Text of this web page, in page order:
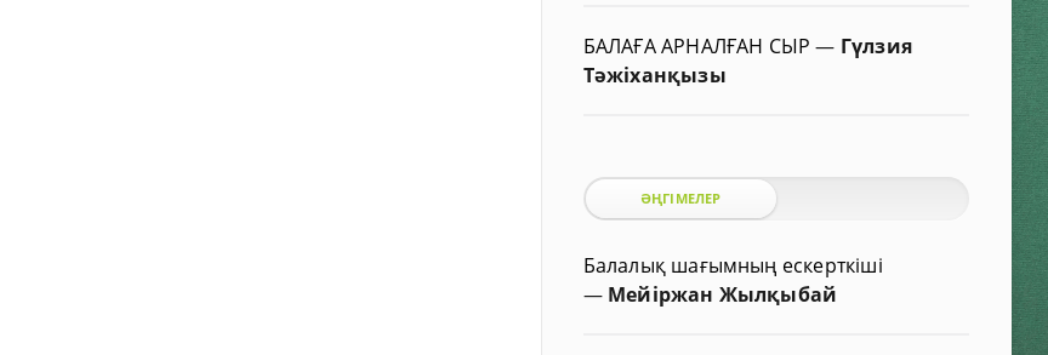
БАЛАҒА АРНАЛҒАН СЫР— Гүлзия
Тәжіханқызы
ӘҢГІМЕЛЕР
Балалық шағымның ескерткіші
— Мейіржан Жылқыбай